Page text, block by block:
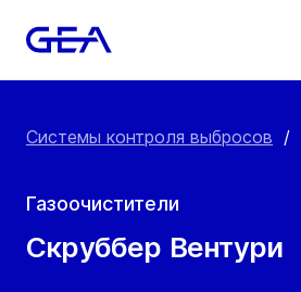
Системы контроля выбросов /
Газоочистители
Скруббер Вентури